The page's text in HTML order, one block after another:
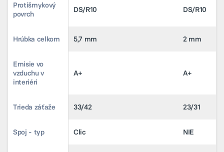
Protišmykový
povrch
DS/R10 DS/R10
Hrúbka celkom 5,7 mm 2 mm
Emisie vo
vzduchu v
interiéri
A+ A+
Trieda záťaže 33/42 23/31
Spoj - typ Clic NIE
Protišmykový
povrch
DS/R10 DS/R10
Hrúbka celkom 5,7 mm 2 mm
Emisie vo
vzduchu v
interiéri
A+ A+
Trieda záťaže 33/42 23/31
Spoj - typ Clic NIE